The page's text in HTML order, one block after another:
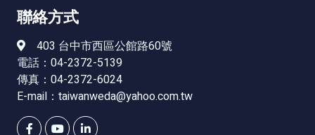
聯絡方式
403 台中市西區公館路60號
電話：04-2372-5139
傳真：04-2372-6024
E-mail： taiwanweda@yahoo.com.tw